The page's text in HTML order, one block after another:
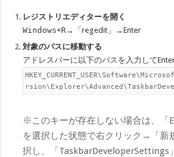
レジストリエディターを開く
Windows+R →「regedit」→Enter
対象のパスに移動する
アドレスバーに以下のパスを入力して
※このキーが存在しない場合は、「
を選択した状態で右クリック→「新
択し、「TaskbarDeveloperSettings